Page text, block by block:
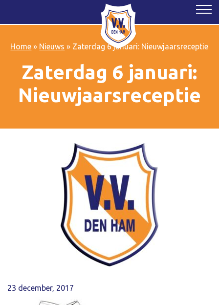
Home » Nieuws » Zaterdag 6 januari: Nieuwjaarsreceptie
Zaterdag 6 januari:
Nieuwjaarsreceptie
23 december, 2017